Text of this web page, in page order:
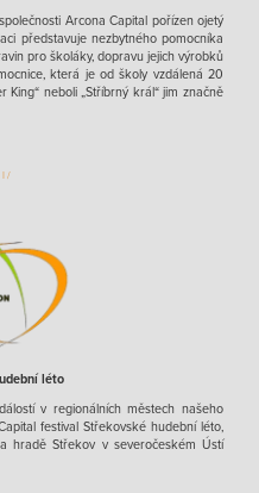
Arcona Capital pořízen ojetý
představuje nezbytného pomocníka
pro školáky, dopravu jejich výrobků
která je od školy vzdálená 20
King“ neboli „Stříbrný král“ jim značně
léto
v regionálních městech našeho
festival Střekovské hudební léto,
hradě Střekov v severočeském Ústí